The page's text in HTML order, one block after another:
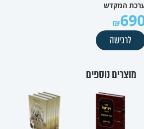
המקדש
לרכישה
מוצרים נוספים